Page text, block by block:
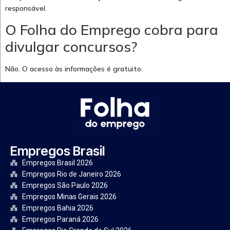
responsável.
O Folha do Emprego cobra para
divulgar concursos?
Não. O acesso às informações é gratuito.
Empregos Brasil
Empregos Brasil 2026
Empregos Rio de Janeiro 2026
Empregos São Paulo 2026
Empregos Minas Gerais 2026
Empregos Bahia 2026
Empregos Paraná 2026